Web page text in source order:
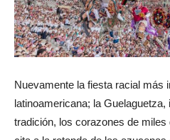
Nuevamente la fiesta racial más
latinoamericana; la
tradición, los corazones de